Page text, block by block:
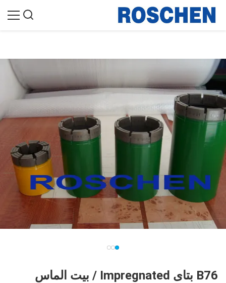
B76 بتای Impregnated / بیت الماس